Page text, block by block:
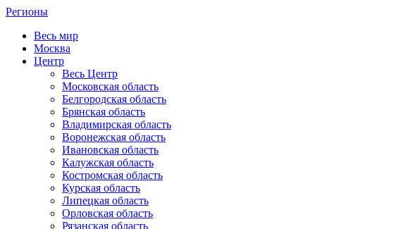
Регионы
Весь мир
Москва
Центр
Весь Центр
Московская область
Белгородская область
Брянская область
Владимирская область
Воронежская область
Ивановская область
Калужская область
Костромская область
Курская область
Липецкая область
Орловская область
Рязанская область